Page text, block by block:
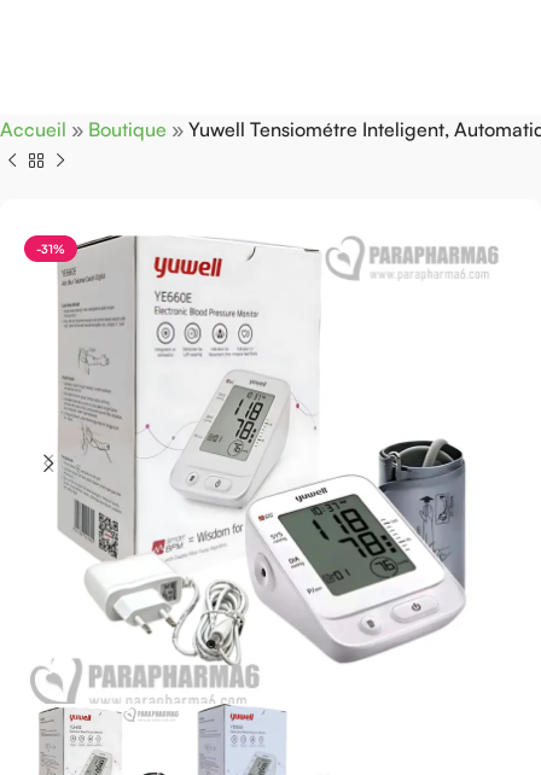
Accueil » Boutique » Yuwell Tensiométre Inteligent,
-31%